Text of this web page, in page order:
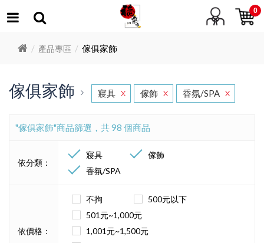
0
產品專區 傢俱家飾
傢俱家飾 寢具 X 傢飾 X 香氛/SPA X
"傢俱家飾"商品篩選，共 98 個商品
依分類：
寢具
傢飾
香氛/SPA
依價格：
不拘
500元以下
501元~1,000元
1,001元~1,500元